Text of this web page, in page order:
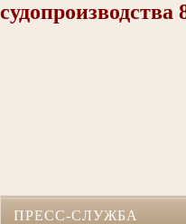
судопроизводства
ПРЕСС-СЛУЖБА